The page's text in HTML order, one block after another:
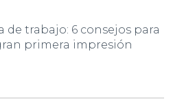
de trabajo: 6 consejos para
primera impresión